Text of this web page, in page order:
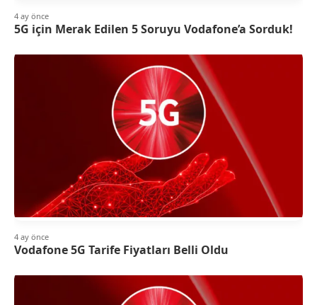
4 ay önce
5G için Merak Edilen 5 Soruyu Vodafone’a Sorduk!
4 ay önce
Vodafone 5G Tarife Fiyatları Belli Oldu